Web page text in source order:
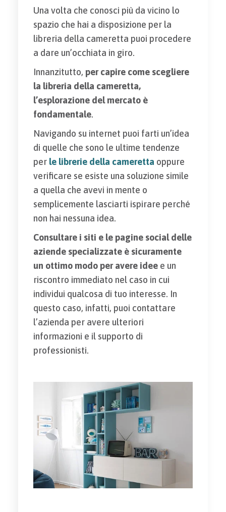
Una volta che conosci più da vicino lo
spazio che hai a disposizione per la
libreria della cameretta puoi procedere
a dare un’occhiata in giro.
Innanzitutto, per capire come scegliere
la libreria della cameretta,
l’esplorazione del mercato è
fondamentale.
Navigando su internet puoi farti un’idea
di quelle che sono le ultime tendenze
per le librerie della cameretta oppure
verificare se esiste una soluzione simile
a quella che avevi in mente o
semplicemente lasciarti ispirare perché
non hai nessuna idea.
Consultare i siti e le pagine social delle
aziende specializzate è sicuramente
un ottimo modo per avere ideee un
riscontro immediato nel caso in cui
individui qualcosa di tuo interesse. In
questo caso, infatti, puoi contattare
l’azienda per avere ulteriori
informazioni e il supporto di
professionisti.